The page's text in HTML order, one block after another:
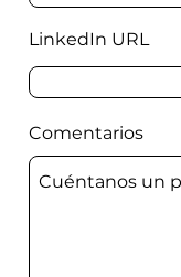
LinkedIn URL
Comentarios